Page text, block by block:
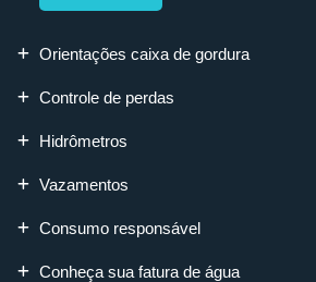
Orientações caixa de gordura
Controle de perdas
Hidrômetros
Vazamentos
Consumo responsável
Conheça sua fatura de água